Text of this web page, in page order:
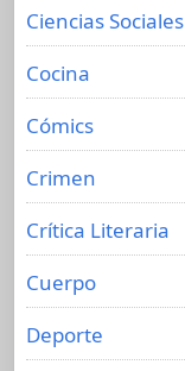
Ciencias Sociales
Cocina
Cómics
Crimen
Crítica Literaria
Cuerpo
Deporte